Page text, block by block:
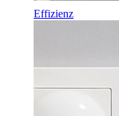
Effizienz